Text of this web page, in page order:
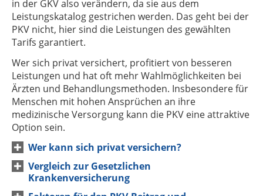
in der GKV also verändern, da sie aus dem
Leistungskatalog gestrichen werden. Das geht bei der
PKV nicht, hier sind die Leistungen des gewählten
Tarifs garantiert.
Wer sich privat versichert, profitiert von besseren
Leistungen und hat oft mehr Wahlmöglichkeiten bei
Ärzten und Behandlungsmethoden. Insbesondere für
Menschen mit hohen Ansprüchen an ihre
medizinische Versorgung kann die PKV eine attraktive
Option sein.
Wer kann sich privat versichern?
Vergleich zur Gesetzlichen
Krankenversicherung